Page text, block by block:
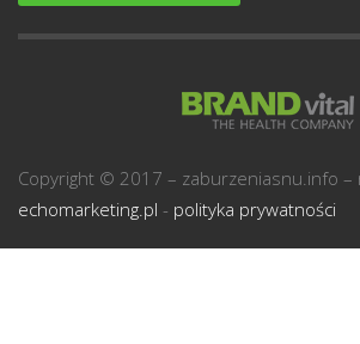
Copyright © 2017 – zaburzeniasnu.info –
echomarketing.pl - polityka prywatności